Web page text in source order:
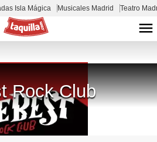
Isla Mágica Musicales Madrid Teatro
Rock Club